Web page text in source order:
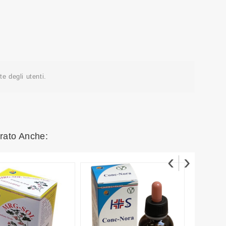
degli utenti.
Anche:
‹ ›